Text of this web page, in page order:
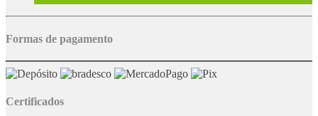
Formas de pagamento
Certificados